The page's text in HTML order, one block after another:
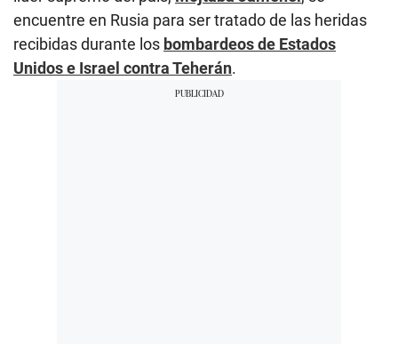
encuentre en Rusia para ser tratado de las heridas
recibidas durante los bombardeos de Estados
Unidos e Israel contra Teherán.